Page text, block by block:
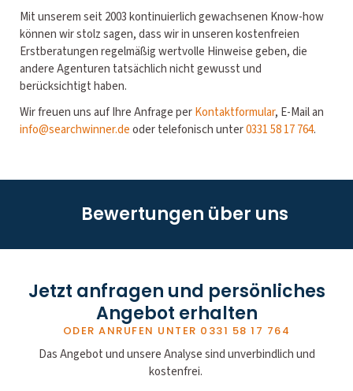
Mit unserem seit 2003 kontinuierlich gewachsenen Know-how
können wir stolz sagen, dass wir in unseren kostenfreien
Erstberatungen regelmäßig wertvolle Hinweise geben, die
andere Agenturen tatsächlich nicht gewusst und
berücksichtigt haben.
Wir freuen uns auf Ihre Anfrage perKontaktformular, E-Mail an
info@searchwinner.deoder telefonisch unter0331 58 17 764.
Bewertungen über uns
Jetzt anfragen und persönliches
Angebot erhalten
ODER ANRUFEN UNTER 0331 58 17 764
Das Angebot und unsere Analyse sind unverbindlich und
kostenfrei.